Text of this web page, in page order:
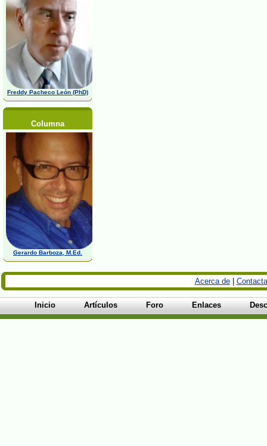
Freddy Pacheco León (PhD)
Columna
Gerardo Barboza, M.Ed.
Acerca de|
Inicio Artículos Foro Enlaces